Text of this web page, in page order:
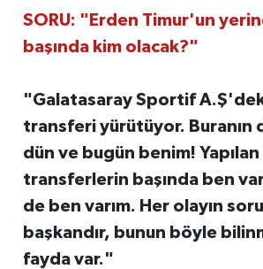
SORU: "Erden Timur'un
başında kim olacak?"
"Galatasaray Sportif
transferi yürütüyor. Buranın
dün ve bugün benim!
transferlerin başında ben
de ben varım. Her olayın
başkandır, bunun böyle
fayda var."